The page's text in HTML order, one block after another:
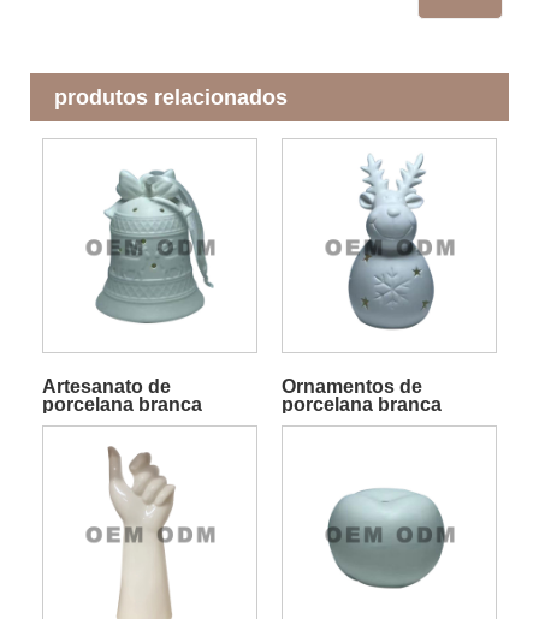
produtos relacionados
Artesanato de
porcelana branca
Ornamentos de
porcelana branca